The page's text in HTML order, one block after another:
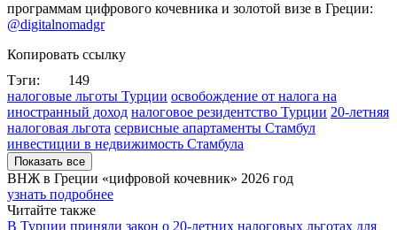
программам цифрового кочевника и золотой визе в Греции:
@digitalnomadgr
Копировать ссылку
Тэги:
149
налоговые льготы Турции освобождение от налога на
иностранный доход налоговое резидентство Турции 20-летняя
налоговая льгота сервисные апартаменты Стамбул
инвестиции в недвижимость Стамбула
Показать все
ВНЖ в Греции «цифровой кочевник» 2026 год
узнать подробнее
Читайте также
В Турции приняли закон о 20-летних налоговых льготах для